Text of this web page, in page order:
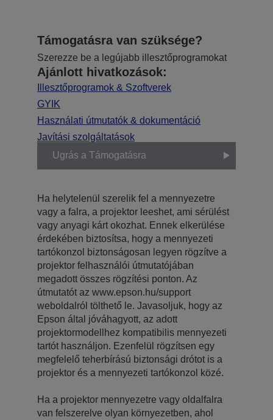
Támogatásra van szüksége?
Szerezze be a legújabb illesztőprogramokat
Ajánlott hivatkozások:
Illesztőprogramok & Szoftverek
GYIK
Használati útmutatók & dokumentáció
Javítási szolgáltatások
Ugrás a Támogatásra
Ha helytelenül szerelik fel a mennyezetre
vagy a falra, a projektor leeshet, ami sérülést
vagy anyagi kárt okozhat. Ennek elkerülése
érdekében biztosítsa, hogy a mennyezeti
tartókonzol biztonságosan legyen rögzítve a
projektor felhasználói útmutatójában
megadott összes rögzítési ponton. Az
útmutatót az www.epson.hu/support
weboldalról tölthető le. Javasoljuk, hogy az
Epson által jóváhagyott, az adott
projektormodellhez kompatibilis mennyezeti
tartót használjon. Ezenfelül rögzítsen egy
megfelelő teherbírású biztonsági drótot is a
projektor és a mennyezeti tartókonzol közé.
Ha a projektor mennyezetre vagy oldalfalra
van felszerelve olyan környezetben, ahol